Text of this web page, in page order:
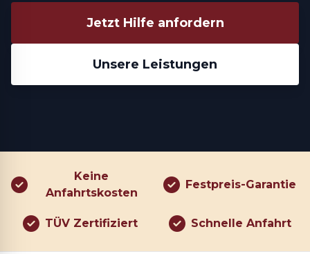
Jetzt Hilfe anfordern
Unsere Leistungen
Keine
Anfahrtskosten
Festpreis-Garantie
TÜV Zertifiziert Schnelle Anfahrt